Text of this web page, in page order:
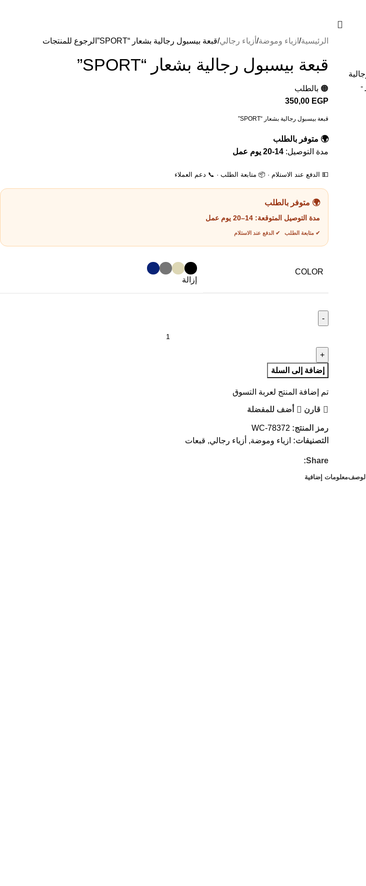
الرئيسية ازياء وموضة أزياء رجالي قبعة بيسبول رجالية بشعار “SPORT” الرجوع للمنتجات
قبعة بيسبول رجالية بشعار “SPORT”
🟠 بالطلب
350,00 EGP
قبعة بيسبول رجالية بشعار “SPORT”
🌍 متوفر بالطلب
مدة التوصيل: 14-20 يوم عمل
💵 الدفع عند الاستلام · 📦 متابعة الطلب · 📞 دعم العملاء
🌍 متوفر بالطلب
مدة التوصيل المتوقعة: 14–20 يوم عمل
✔ متابعة الطلب ✔ الدفع عند الاستلام
COLOR
إزالة
إضافة إلى السلة
تم إضافة المنتج لعربة التسوق
قارن أضف للمفضلة
رمز المنتج: WC-78372
التصنيفات: ازياء وموضة, أزياء رجالي, قبعات
Share:
الوصفمعلومات إضافية